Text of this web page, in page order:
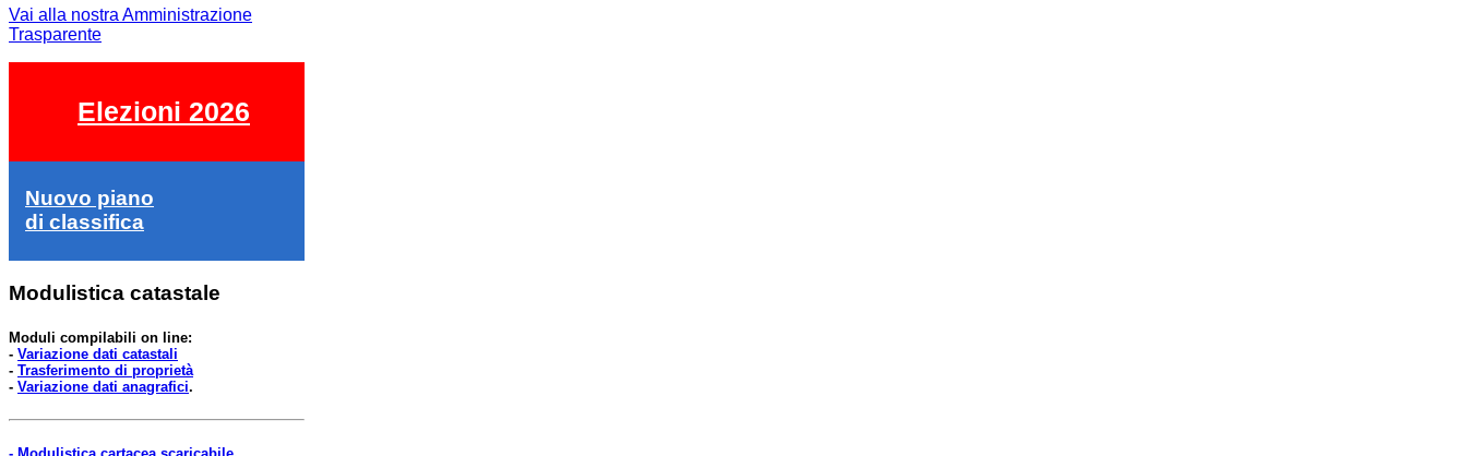
Vai alla nostra Amministrazione
Trasparente
Elezioni 2026
Nuovo piano
di classifica
Modulistica catastale
Moduli compilabili on line:
- Variazione dati catastali
- Trasferimento di proprietà
- Variazione dati anagrafici.